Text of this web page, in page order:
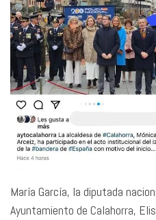
María García, la diputada
Ayuntamiento de Calahorra,